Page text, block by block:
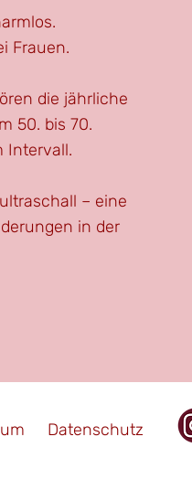
Frauen.
die jährliche
50. bis 70.
Intervall.
– eine
in der
Datenschutz